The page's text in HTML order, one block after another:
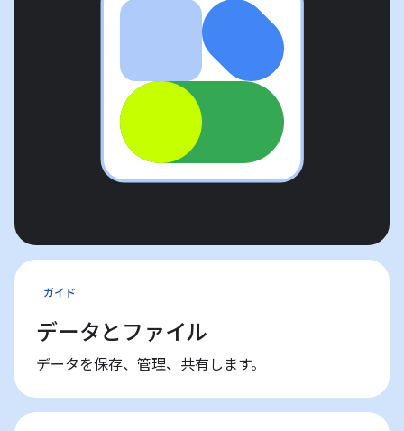
ガイド
データとファイル
データを保存、管理、共有します。